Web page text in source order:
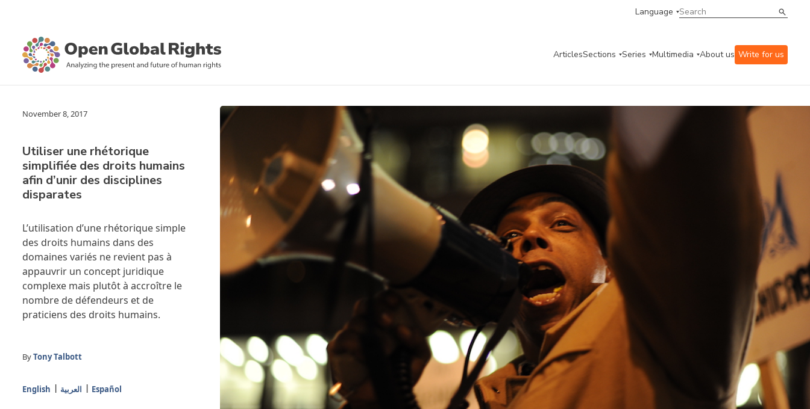
Language
ArticlesSections Series Multimedia About us Write for us
November 8, 2017
Utiliser une rhétorique
simplifiée des droits humains
afin d’unir des disciplines
disparates
L’utilisation d’une rhétorique simple
des droits humains dans des
domaines variés ne revient pas à
appauvrir un concept juridique
complexe mais plutôt à accroître le
nombre de défendeurs et de
praticiens des droits humains.
ByTony Talbott
English العربية Español